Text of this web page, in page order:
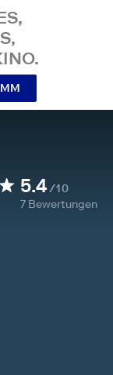
5.4/10
7 Bewertungen